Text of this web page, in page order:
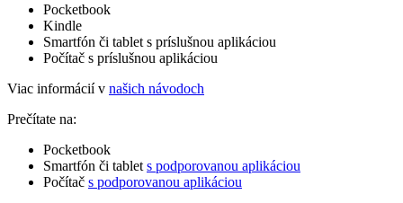
Pocketbook
Kindle
Smartfón či tablet s príslušnou aplikáciou
Počítač s príslušnou aplikáciou
Viac informácií v našich návodoch
Prečítate na:
Pocketbook
Smartfón či tablet s podporovanou aplikáciou
Počítač s podporovanou aplikáciou